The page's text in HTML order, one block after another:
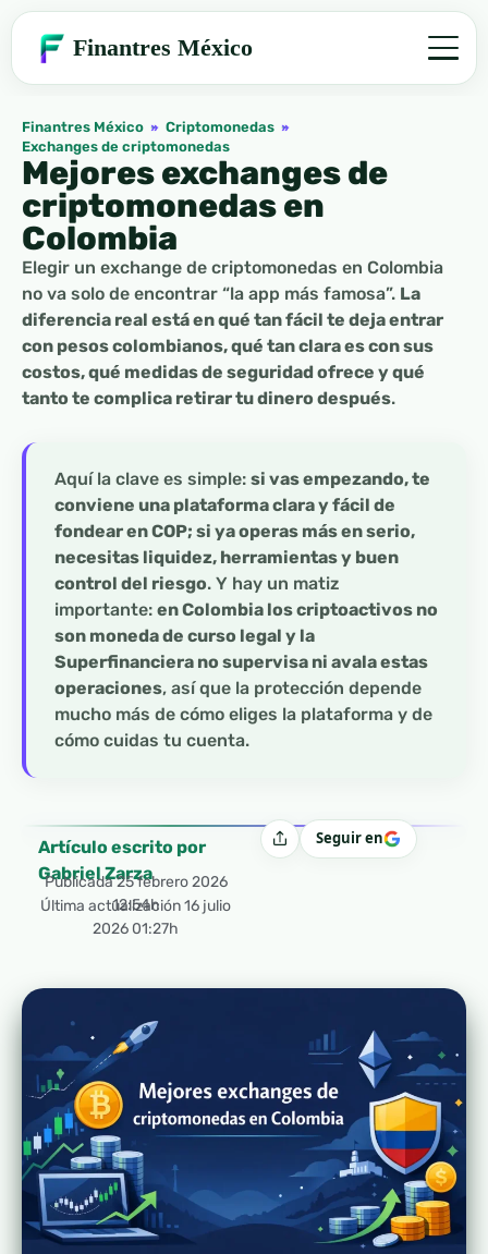
Finantres México
Finantres México » Criptomonedas »
Exchanges de criptomonedas
Mejores exchanges de
criptomonedas en
Colombia
Elegir un exchange de criptomonedas en Colombia
no va solo de encontrar “la app más famosa”. La
diferencia real está en qué tan fácil te deja entrar
con pesos colombianos, qué tan clara es con sus
costos, qué medidas de seguridad ofrece y qué
tanto te complica retirar tu dinero después.
Aquí la clave es simple: si vas empezando, te
conviene una plataforma clara y fácil de
fondear en COP; si ya operas más en serio,
necesitas liquidez, herramientas y buen
control del riesgo. Y hay un matiz
importante: en Colombia los criptoactivos no
son moneda de curso legal y la
Superfinanciera no supervisa ni avala estas
operaciones, así que la protección depende
mucho más de cómo eliges la plataforma y de
cómo cuidas tu cuenta.
Artículo escrito por
Gabriel Zarza
Publicada25 febrero 2026
12:54h
Última actualización 16 julio
2026 01:27h
CompartirSeguir en